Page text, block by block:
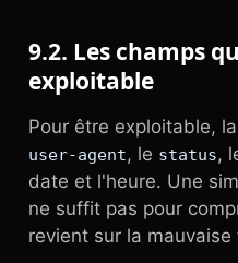
9.2. Les champs
exploitable
Pour être exploitable,
user-agent, le status,
date et l'heure. Une
ne suffit pas pour
revient sur la mauvaise